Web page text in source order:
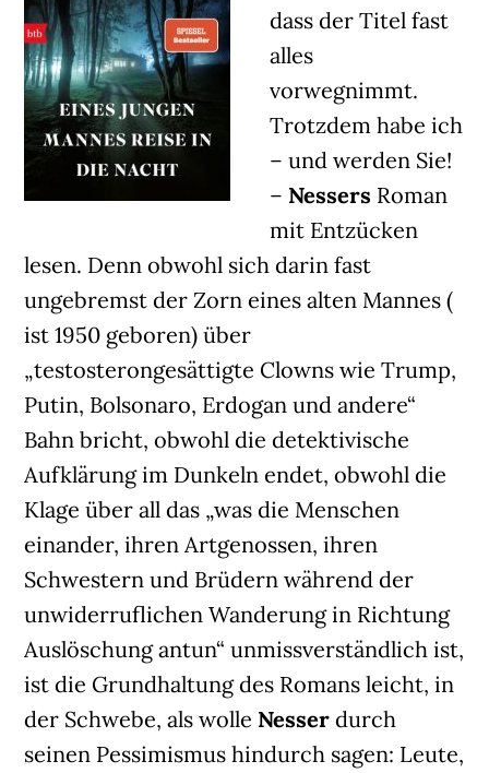
dass der Titel fast
alles
vorwegnimmt.
Trotzdem habe ich
– und werden Sie!
– Nessers Roman
mit Entzücken
lesen. Denn obwohl sich darin fast
ungebremst der Zorn eines alten Mannes (
ist 1950 geboren) über
„testosterongesättigte Clowns wie Trump,
Putin, Bolsonaro, Erdogan und andere“
Bahn bricht, obwohl die detektivische
Aufklärung im Dunkeln endet, obwohl die
Klage über all das „was die Menschen
einander, ihren Artgenossen, ihren
Schwestern und Brüdern während der
unwiderruflichen Wanderung in Richtung
Auslöschung antun“ unmissverständlich ist,
ist die Grundhaltung des Romans leicht, in
der Schwebe, als wolle Nesserdurch
seinen Pessimismus hindurch sagen: Leute,